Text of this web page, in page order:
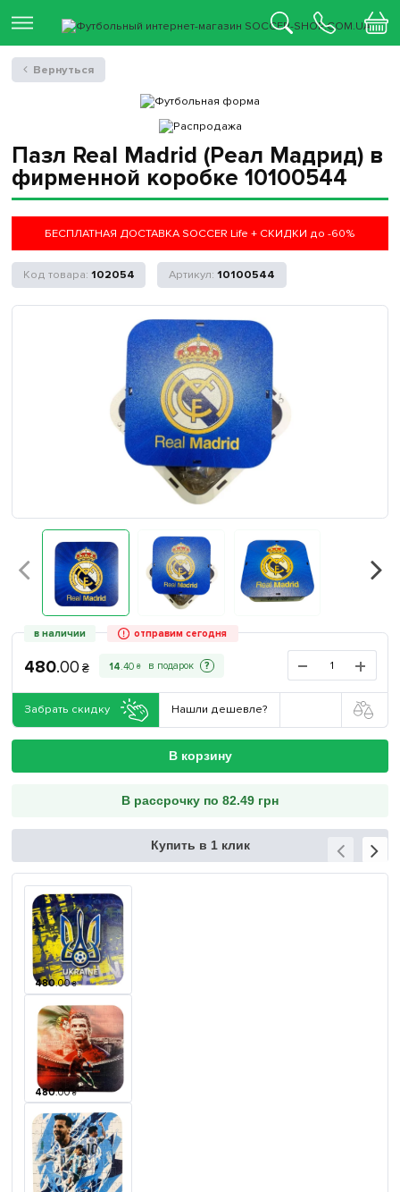
Пазл Real Madrid (Реал Мадрид) в
фирменной коробке 10100544
БЕСПЛАТНАЯ ДОСТАВКА SOCCER Life + СКИДКИ до -60%
102054 10100544
в наличии отправим сегодня
480.00 ₴ 14.40 ₴ ?
Забрать скидку Нашли дешевле?
В корзину
В рассрочку по 82.49 грн
Купить в 1 клик
480.00 ₴
480.00 ₴
Вернуться